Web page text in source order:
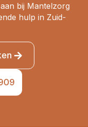
bij Mantelzorg
hulp in Zuid-